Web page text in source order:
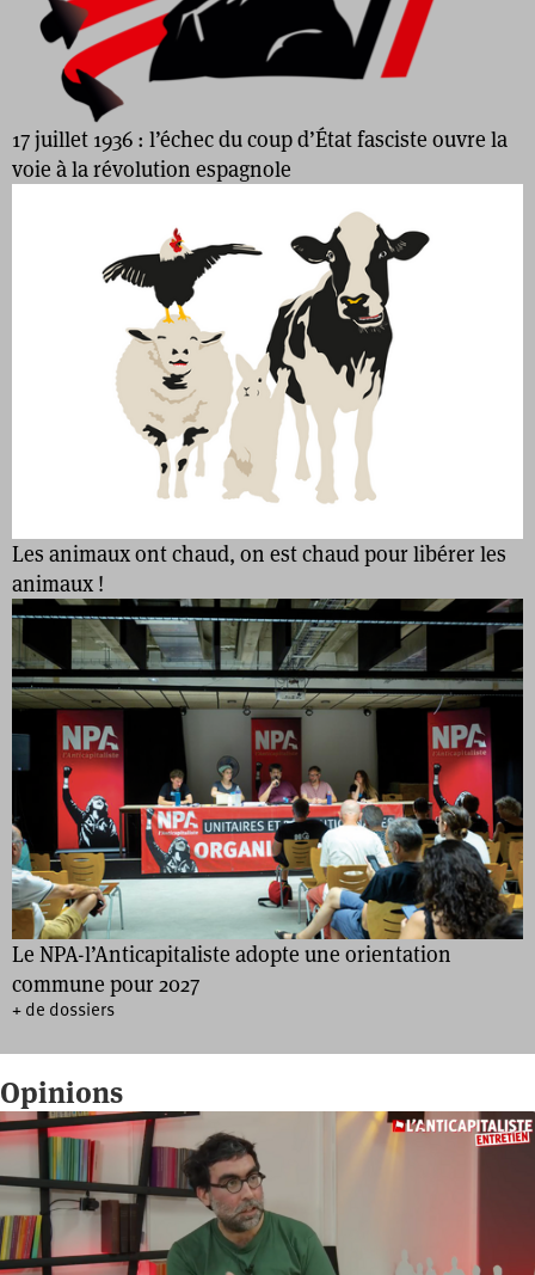
17 juillet 1936 : l’échec du coup d’État fasciste ouvre la
voie à la révolution espagnole
Les animaux ont chaud, on est chaud pour libérer les
animaux !
Le NPA-l’Anticapitaliste adopte une orientation
commune pour 2027
+ de dossiers
Opinions